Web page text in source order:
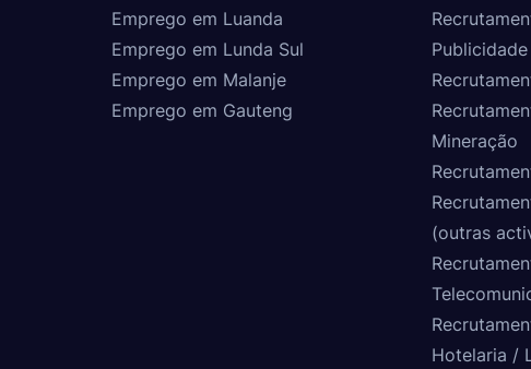
Emprego em Luanda
Emprego em Lunda Sul
Emprego em Malanje
Emprego em Gauteng
Publicidade
Mineração
(outras
Hotelaria /